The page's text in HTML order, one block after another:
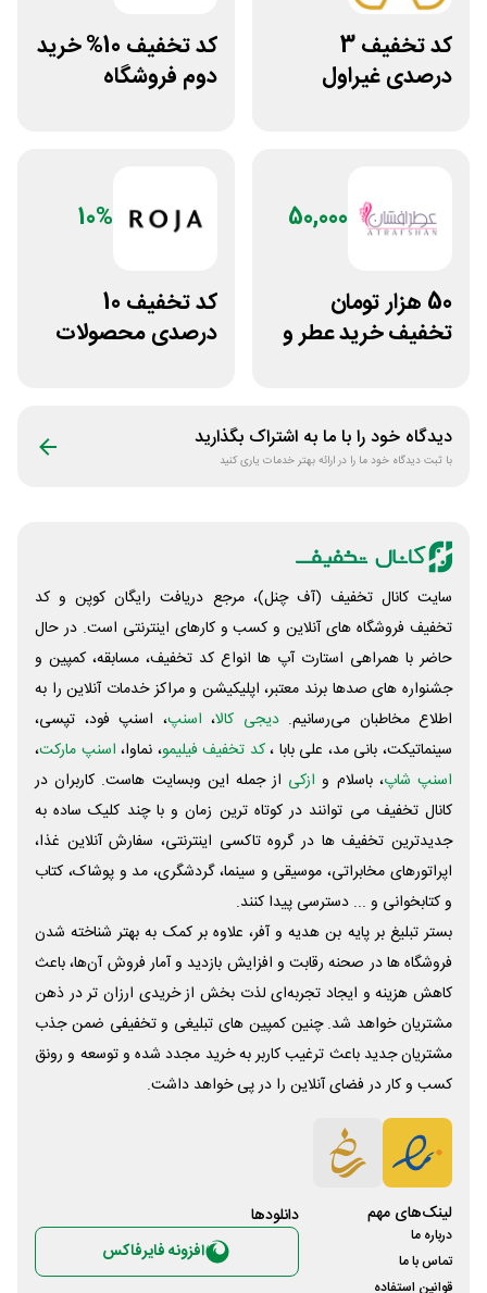
کد تخفیف 3
درصدی غیراول
کد تخفیف 10% خرید
دوم فروشگاه
50,000
50 هزار تومان
تخفیف خرید عطر و
10%
کد تخفیف 10
درصدی محصولات
دیدگاه خود را با ما به اشتراک بگذارید
با ثبت دیدگاه خود ما را در ارائه بهتر خدمات یاری کنید
سایت کانال تخفیف (آف چنل)، مرجع دریافت رایگان کوپن و کد
تخفیف فروشگاه های آنلاین و کسب و‌ کارهای اینترنتی است. در حال
حاضر با همراهی استارت آپ ها انواع کد تخفیف، مسابقه، کمپین و
جشنواره های صدها برند معتبر، اپلیکیشن و مراکز خدمات آنلاین را به
اطلاع مخاطبان می‌رسانیم. دیجی کالا، اسنپ، اسنپ فود، تپسی،
سینماتیکت، بانی مد، علی‌ بابا ،کد تخفیف فیلیمو، نماوا، اسنپ مارکت،
اسنپ شاپ، باسلام و ازکی از جمله این وبسایت ‌هاست. کاربران در
کانال تخفیف می توانند در کوتاه ترین زمان و با چند کلیک ساده به
جدیدترین تخفیف ها در گروه تاکسی اینترنتی، سفارش آنلاین غذا،
اپراتورهای مخابراتی، موسیقی و سینما، گردشگری، مد و پوشاک، کتاب
و کتابخوانی و ... دسترسی پیدا کنند.
بستر تبلیغ بر پایه بن هدیه و آفر، علاوه بر کمک به بهتر شناخته شدن
فروشگاه ها در صحنه رقابت و افزایش بازدید و آمار فروش آن‌ها، باعث
کاهش هزینه و ایجاد تجربه‌ای لذت بخش از خریدی ارزان تر در ذهن
مشتریان خواهد شد. چنین کمپین های تبلیغی و تخفیفی ضمن جذب
مشتریان جدید باعث ترغیب کاربر به خرید مجدد شده و توسعه و رونق
کسب و کار در فضای آنلاین را در پی خواهد داشت.
لینک‌های مهم
درباره ما
تماس با ما
قوانین استفاده
دانلود‌ها
افزونه فایرفاکس